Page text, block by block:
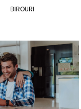
BIROURI